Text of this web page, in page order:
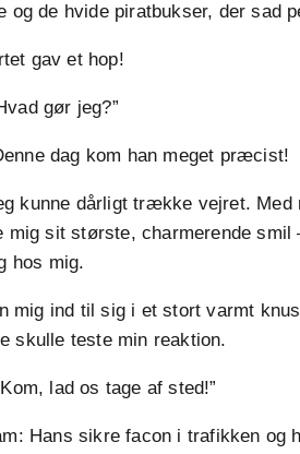
og de hvide piratbukser, der sad
gav et hop!
gør jeg?”
dag kom han meget præcist!
kunne dårligt trække vejret. Med
mig sit største, charmerende smil
hos mig.
mig ind til sig i et stort varmt
skulle teste min reaktion.
lad os tage af sted!”
Hans sikre facon i trafikken og